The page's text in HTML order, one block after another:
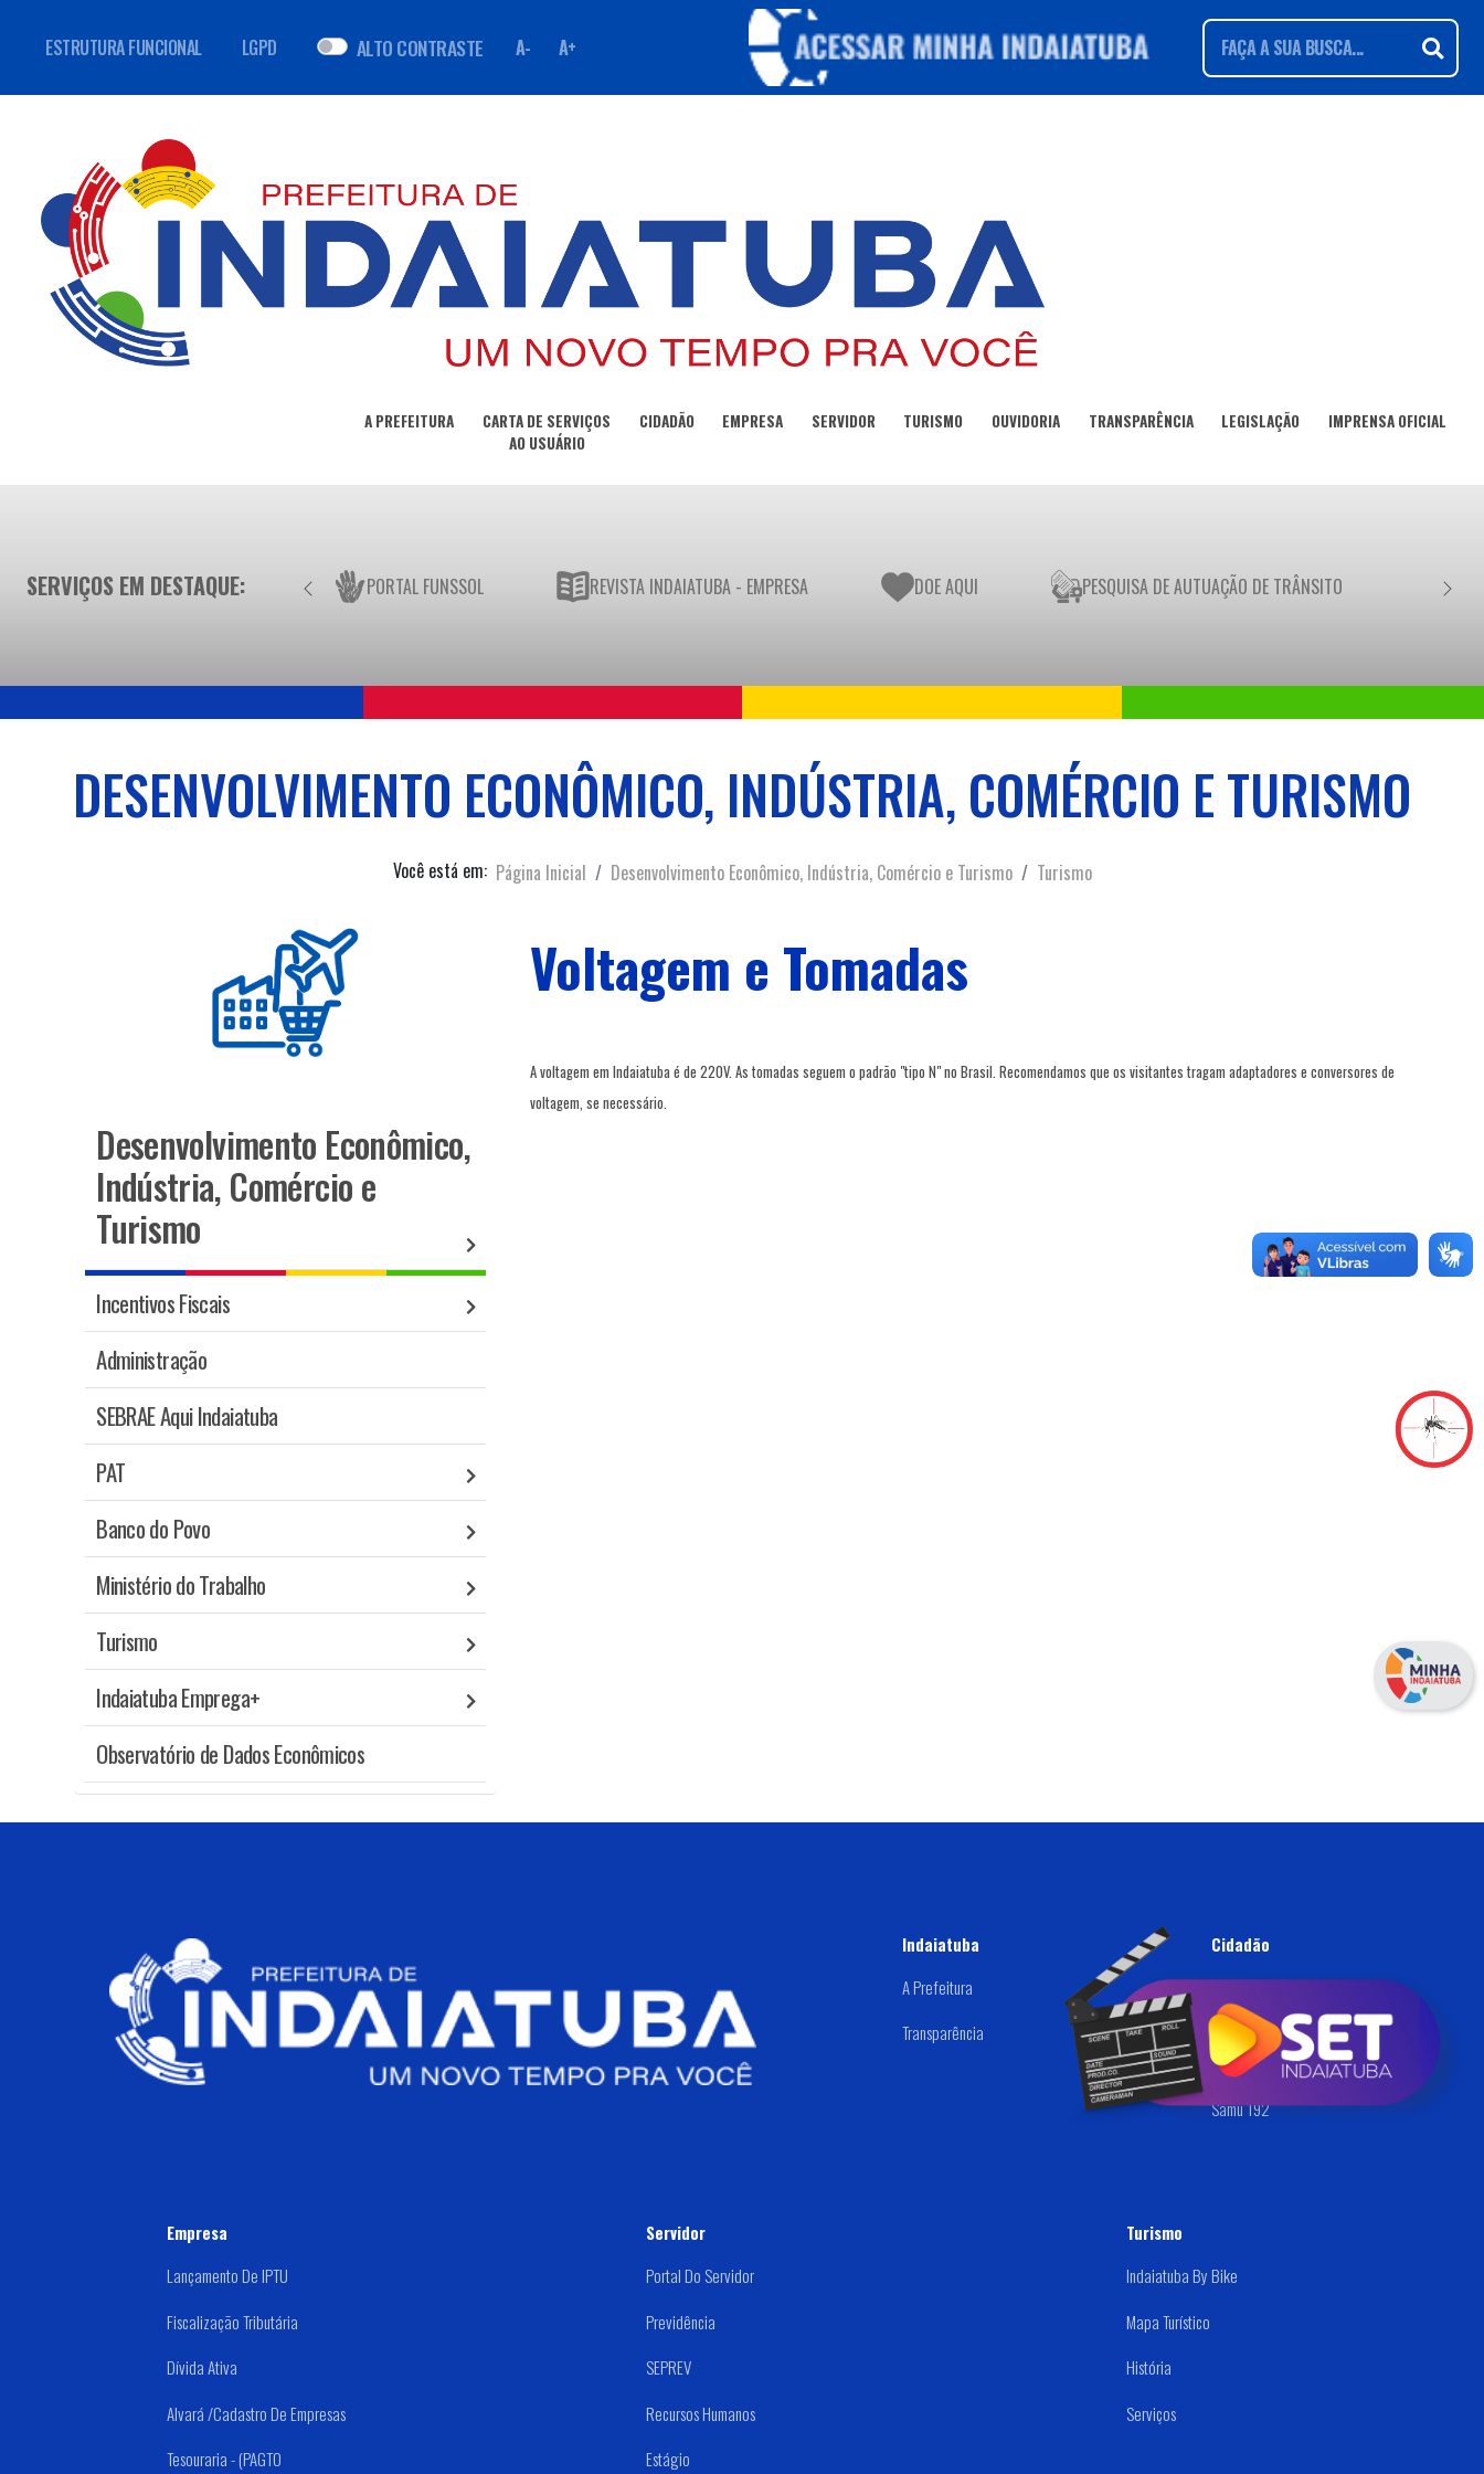
ESTRUTURA FUNCIONAL LGPD ALTO CONTRASTE A- A+
A PREFEITURA
CARTA DE SERVIÇOS
AO USUÁRIO
CIDADÃO EMPRESA SERVIDOR TURISMO OUVIDORIA TRANSPARÊNCIA LEGISLAÇÃO IMPRENSA OFICIAL
SERVIÇOS EM DESTAQUE: PORTAL FUNSSOL REVISTA INDAIATUBA - EMPRESA DOE AQUI PESQUISA DE AUTUAÇÃO DE TRÂNSITO
DESENVOLVIMENTO ECONÔMICO, INDÚSTRIA, COMÉRCIO E TURISMO
Você está em: Página Inicial Desenvolvimento Econômico, Indústria, Comércio e Turismo Turismo
Desenvolvimento Econômico,
Indústria, Comércio e
Turismo
Incentivos Fiscais
Administração
SEBRAE Aqui Indaiatuba
PAT
Banco do Povo
Ministério do Trabalho
Turismo
Indaiatuba Emprega+
Observatório de Dados Econômicos
Voltagem e Tomadas
A voltagem em Indaiatuba é de 220V. As tomadas seguem o padrão "tipo N" no Brasil. Recomendamos que os visitantes tragam adaptadores e conversores de
voltagem, se necessário.
Indaiatuba
A Prefeitura
Transparência
Cidadão
Ouvidoria
Defesa Civil
Disque: (019) 3834-9000
Samu 192
Empresa
Lançamento De IPTU
Fiscalização Tributária
Dívida Ativa
Alvará /Cadastro De Empresas
Tesouraria - (PAGTO
Servidor
Portal Do Servidor
Previdência
SEPREV
Recursos Humanos
Estágio
Turismo
Indaiatuba By Bike
Mapa Turístico
História
Serviços